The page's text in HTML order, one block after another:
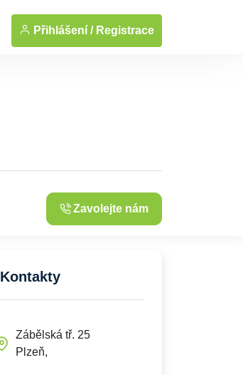
Přihlášení / Registrace
... Zobrazit fotografie
Zavolejte nám
Kontakty
Zábělská tř. 25
Plzeň,